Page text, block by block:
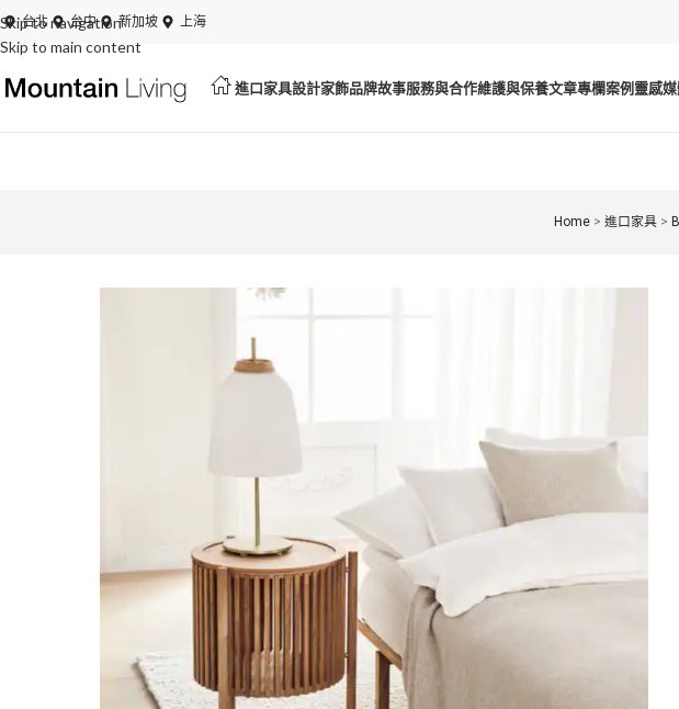
Skip to navigation
Skip to main content
台北 台中 新加坡 上海
夏日特賣開跑！展品、絕版品最低 6 折起 夏
進口家具設計家飾品牌故事服務與合作維護與保養文章專欄案例靈感
Home >進口家具 >